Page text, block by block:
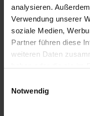
analysieren.
Verwendung unserer
soziale Medien,
Partner führen diese
weiteren Daten
Notwendig